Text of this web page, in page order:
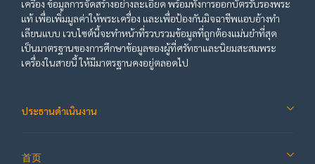
เครื่อง ข้อมูลการจัดสร้างอย่างละเอียด พร้อมทั้งการออกบัตรรับรองพระ
แท้ เพื่อเพิ่มมูลค่าให้พระเครื่อง และเพื่อป้องกันมิจฉาชีพแอบอ้างทำ
เลียนแบบ เวบไซต์นี้จะทำหน้าที่รวบรวมข้อมูลที่ถูกต้องแม่นยำที่สุด
เป็นมาตรฐานของการศึกษาข้อมูลของผู้ที่ศรัทธาและนิยมสะสมพระ
เครื่องในสายนี้ ให้มีมาตรฐานคงอยู่ตลอดไป
ประธานดำเนินงาน
首页